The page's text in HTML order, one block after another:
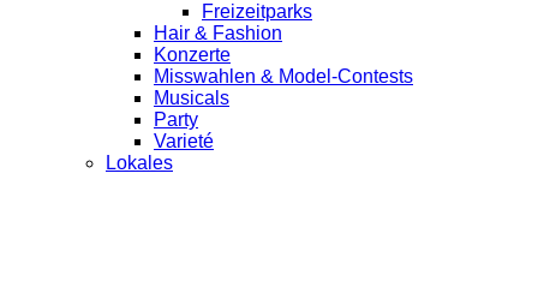
Freizeitparks
Hair & Fashion
Konzerte
Misswahlen & Model-Contests
Musicals
Party
Varieté
Lokales